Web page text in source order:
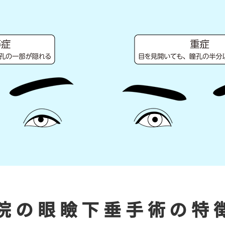
の眼瞼下垂手術の特